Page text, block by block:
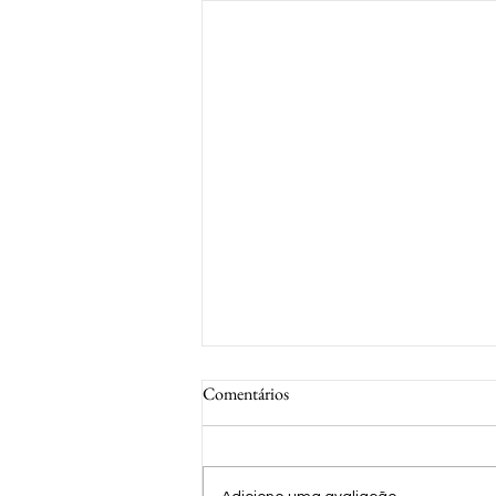
Comentários